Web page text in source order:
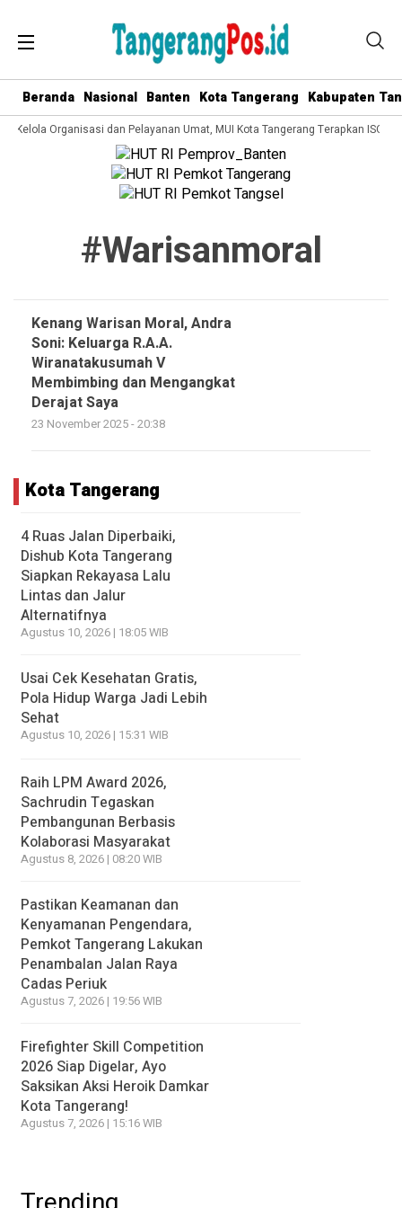
Beranda Nasional Banten Kota Tangerang Kabupaten
Kelola Organisasi dan Pelayanan Umat, MUI Kota Tangerang Terapkan ISO
#warisanmoral
Kenang Warisan Moral, Andra
Soni: Keluarga R.A.A.
Wiranatakusumah V
Membimbing dan Mengangkat
Derajat Saya
23 November 2025 - 20:38
Kota Tangerang
4 Ruas Jalan Diperbaiki,
Dishub Kota Tangerang
Siapkan Rekayasa Lalu
Lintas dan Jalur
Alternatifnya
Agustus 10, 2026 | 18:05 WIB
Usai Cek Kesehatan Gratis,
Pola Hidup Warga Jadi Lebih
Sehat
Agustus 10, 2026 | 15:31 WIB
Raih LPM Award 2026,
Sachrudin Tegaskan
Pembangunan Berbasis
Kolaborasi Masyarakat
Agustus 8, 2026 | 08:20 WIB
Pastikan Keamanan dan
Kenyamanan Pengendara,
Pemkot Tangerang Lakukan
Penambalan Jalan Raya
Cadas Periuk
Agustus 7, 2026 | 19:56 WIB
Firefighter Skill Competition
2026 Siap Digelar, Ayo
Saksikan Aksi Heroik Damkar
Kota Tangerang!
Agustus 7, 2026 | 15:16 WIB